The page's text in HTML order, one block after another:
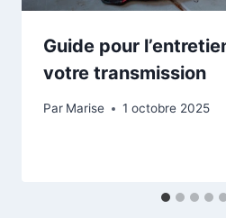
Guide pour
votre transmission
Par Marise 1 octobre 2025